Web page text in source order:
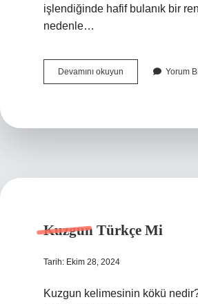
işlendiğinde hafif bulanık bir
nedenle…
Devamını okuyun Zeytinyağı
Tortusu
Yorum
Kuzgun Türkçe Mi
Tarih: Ekim 28, 2024
Kuzgun kelimesinin kökü